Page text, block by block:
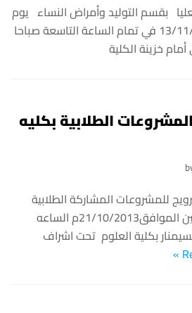
بقسم التوليد وأمراض النساء يوم
20/10/2013 حتي 13/11/2013 في تمام الساعة التاسعة صباحا
خزينة الكلية
الطلابية بكليه
للمشروعات المشاركة الطلابية
لدعم التميز في يوم الاثنين الموافق21/10/2013م الساعه
بكلية العلوم تحت اشراف